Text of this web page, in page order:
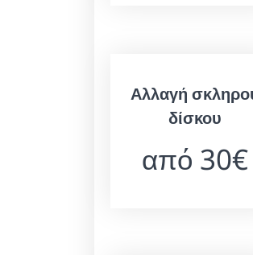
Αλλαγή
δίσκου
από 30€